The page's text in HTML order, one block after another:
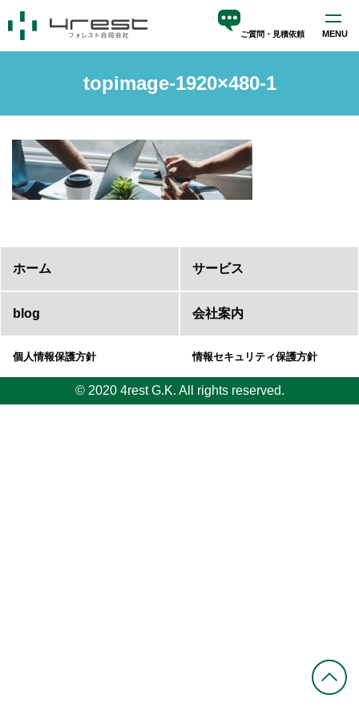
ご質問・見積依頼 MENU
会社案内
topimage-1920×480-1
ホーム サービス
blog 会社案内
個人情報保護方針 情報セキュリティ保護方針
© 2020 4rest G.K. All rights reserved.